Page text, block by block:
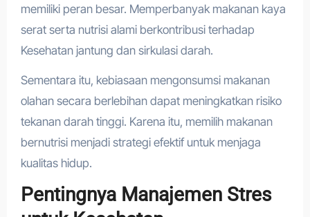
memiliki peran besar. Memperbanyak makanan kaya
serat serta nutrisi alami berkontribusi terhadap
Kesehatan jantung dan sirkulasi darah.
Sementara itu, kebiasaan mengonsumsi makanan
olahan secara berlebihan dapat meningkatkan risiko
tekanan darah tinggi. Karena itu, memilih makanan
bernutrisi menjadi strategi efektif untuk menjaga
kualitas hidup.
Pentingnya Manajemen Stres